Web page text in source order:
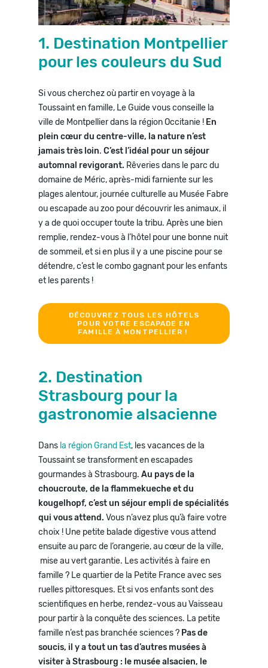
1. Destination Montpellier
pour les couleurs du Sud
Si vous cherchez où partir en voyage à la
Toussaint en famille, Le Guide vous conseille la
ville de Montpellier dans la région Occitanie ! En
plein cœur du centre-ville, la nature n’est
jamais très loin. C’est l’idéal pour un séjour
automnal revigorant. Rêveries dans le parc du
domaine de Méric, après-midi farniente sur les
plages alentour, journée culturelle au Musée Fabre
ou escapade au zoo pour découvrir les animaux, il
y a de quoi occuper toute la tribu. Après une bien
remplie, rendez-vous à l’hôtel pour une bonne nuit
de sommeil, et si en plus il y a une piscine pour se
détendre, c’est le combo gagnant pour les enfants
et les parents !
DÉCOUVREZ TOUS LES HÔTELS
POUR VOTRE ESCAPADE EN
FAMILLE À MONTPELLIER !
2. Destination
Strasbourg pour la
gastronomie alsacienne
Dans la région Grand Est, les vacances de la
Toussaint se transforment en escapades
gourmandes à Strasbourg. Au pays de la
choucroute, de la flammekueche et du
kougelhopf, c’est un séjour empli de spécialités
qui vous attend. Vous n’avez plus qu’à faire votre
choix ! Une petite balade digestive vous attend
ensuite au parc de l’orangerie, au cœur de la ville,
mise au vert garantie. Les activités à faire en
famille ? Le quartier de la Petite France avec ses
ruelles pittoresques. Et si vos enfants sont des
scientifiques en herbe, rendez-vous au Vaisseau
pour partir à la conquête des sciences. La petite
famille n’est pas branchée sciences ? Pas de
soucis, il y a tout un tas d’autres musées à
visiter à Strasbourg : le musée alsacien, le